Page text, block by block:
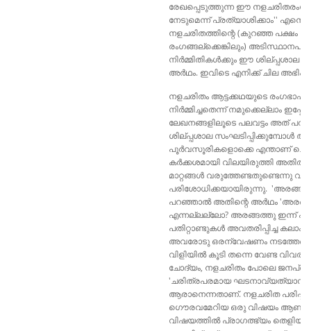
രേഖപ്പെടുത്തുന്ന ഈ
നേടുമെന്ന് പ്രത്യാശിക്കാം''
നളചരിതത്തിന്റെ (കുറഞ്ഞ പക്ഷം
രംഗങ്ങല്ക്കെങ്കിലും)
നിർമ്മിതികൾക്കും ഈ
അർഥം. ഇവിടെ എനിക്ക് ചില
നളചരിതം ആട്ടക്കഥയുടെ
നിർമ്മിച്ചതെന്ന് നമുക്കെല്ലാം
ലേഖനങ്ങളിലൂടെ പലവട്ടം അത്
ശില്പ്പശാല സംഘടിപ്പിക്കുമ്പോൾ
പൂർവസൂരികളൊക്കെ എന്താണ്
കർക്കശമായി വിലയിരുത്തി
മാറ്റങ്ങൾ വരുത്തേണ്ടതുണ്ടെന്നു
പരിശോധിക്കയായിരുന്നു.
പറഞ്ഞാൽ അതിന്റെ അർഥം
എന്നല്ലല്ലോ? അരങ്ങത്തു ഇന്ന്
പതിറ്റാണ്ടുകൾ അവതരിപ്പിച്ച
അവരോടു ഒരന്വേഷണം
വിളിയിൽ കൂടി തന്നെ വേണ്ട
ചോദ്യം, നളചരിതം പോലെ
'ചരിത്രപരമായ ഘടനാവ്യത്യാസം'
ആരാനെന്നതാണ്. നളചരിത
ഗൌരവമേറിയ ഒരു വിഷയം ആണ്
വിഷയത്തിൽ പ്രാഗത്ഭ്യം